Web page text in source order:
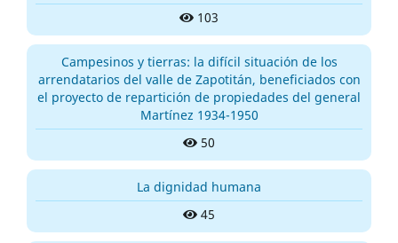
103
Campesinos y tierras: la difícil situación de los
arrendatarios del valle de Zapotitán, beneficiados con
el proyecto de repartición de propiedades del general
Martínez 1934-1950
50
La dignidad humana
45